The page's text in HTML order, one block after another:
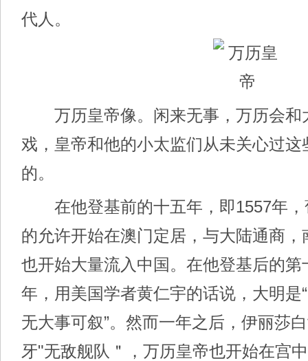
代人。
万历皇帝像。闲来无事，万历会和
戏，皇帝和他的小太监们从未关心过
的。
在他登基前的十五年，即1557年，
的允许开始在澳门定居，与大陆通商
也开始大量流入中国。在他登基后的第
年，用美国学者黄仁宇的话说，大明是
无大事可叙”。然而一年之后，伊丽莎
牙"无敌舰队＂，万历皇帝也开始在宫